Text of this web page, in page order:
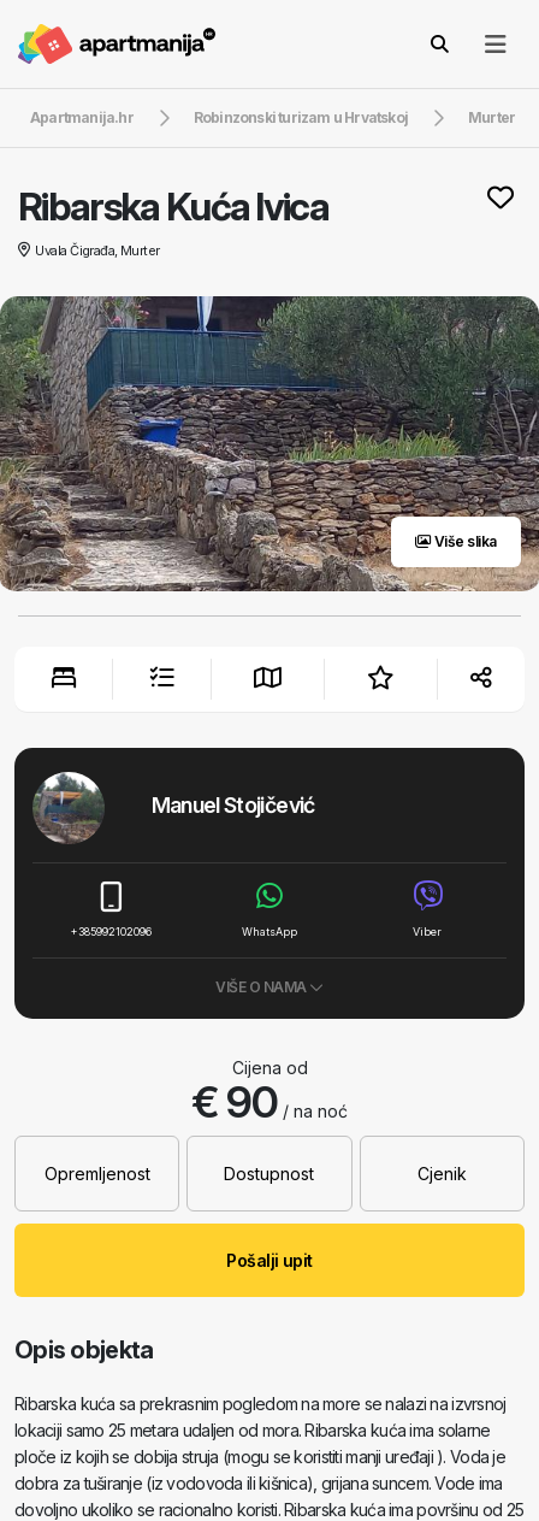
Apartmanija.hr Robinzonski turizam u Hrvatskoj Murter
Ribarska Kuća Ivica
Uvala Čigrađa, Murter
Više slika
Manuel Stojičević
+385992102096 WhatsApp Viber
VIŠE O NAMA
Cijena od
€ 90/ na noć
Opremljenost Dostupnost Cjenik
Pošalji upit
Opis objekta
Ribarska kuća sa prekrasnim pogledom na more se nalazi na izvrsnoj
lokaciji samo 25 metara udaljen od mora. Ribarska kuća ima solarne
ploče iz kojih se dobija struja (mogu se koristiti manji uređaji ). Voda je
dobra za tuširanje (iz vodovoda ili kišnica), grijana suncem. Vode ima
dovoljno ukoliko se racionalno koristi. Ribarska kuća ima površinu od 25